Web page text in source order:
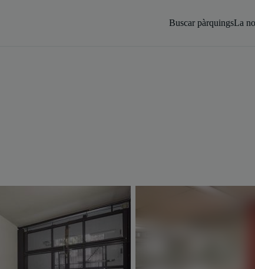
Buscar pàrquingsLa